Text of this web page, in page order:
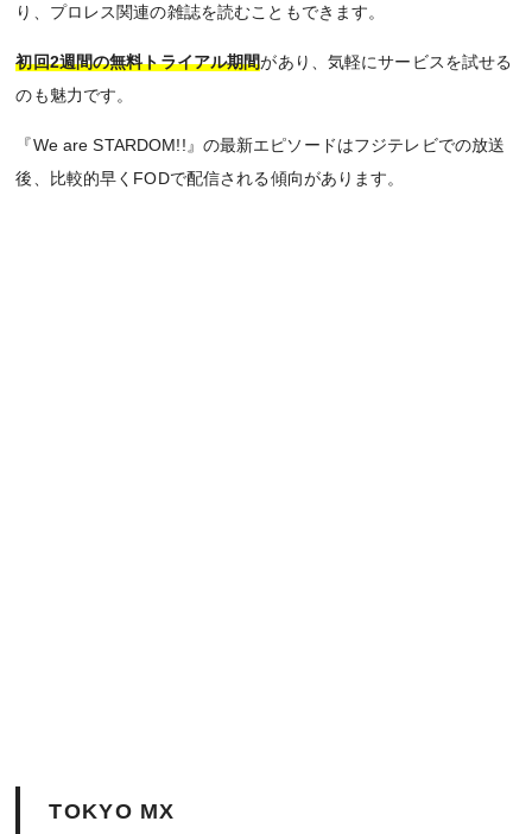
り、プロレス関連の雑誌を読むこともできます。
初回2週間の無料トライアル期間があり、気軽にサービスを試せる
のも魅力です。
『We are STARDOM!!』の最新エピソードはフジテレビでの放送
後、比較的早くFODで配信される傾向があります。
TOKYO MX